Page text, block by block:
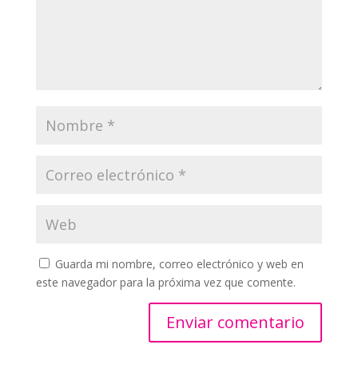
Guarda mi nombre, correo electrónico y web en
este navegador para la próxima vez que comente.